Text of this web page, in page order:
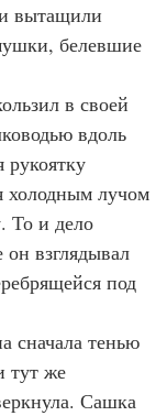
вытащили
белевшие
вдоль
холодным лучом
То и дело
он взглядывал
под
тут же
Сашка